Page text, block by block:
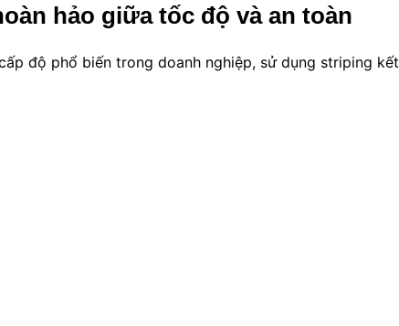
hảo giữa tốc độ và an toàn
độ phổ biến trong doanh nghiệp, sử dụng striping kết